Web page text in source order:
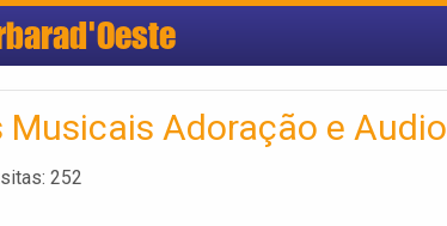
Musicais Adoração e Audio
252